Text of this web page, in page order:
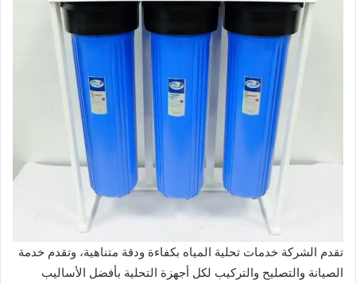
تقدم الشركة خدمات تحلية المياه بكفاءة ودقة متناهية، وتقدم خدمة
الصيانة والتصليح والتركيب لكل أجهزة التحلية بأفضل الأساليب